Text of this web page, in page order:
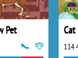
Pet
114